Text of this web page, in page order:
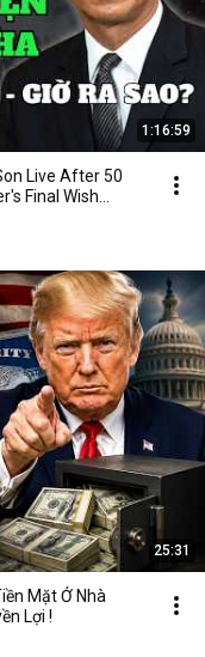
1:16:59
Live After 50
Final Wish...
25:31
Mặt Ở Nhà
Lợi !